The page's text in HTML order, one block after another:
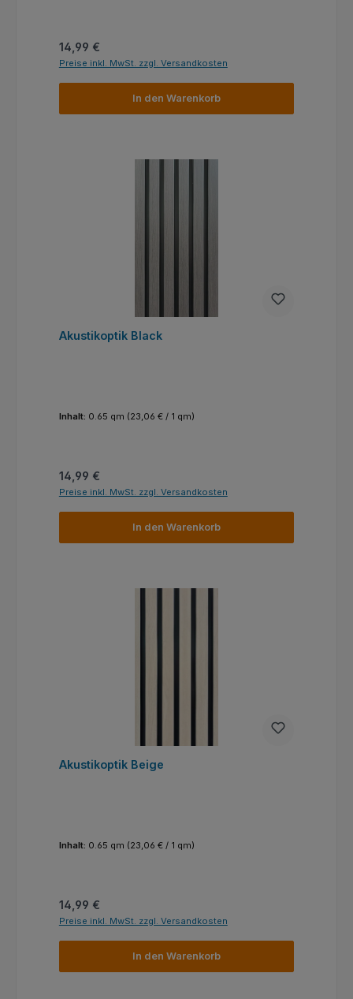
Regulärer Preis:
14,99 €
Preise inkl. MwSt. zzgl. Versandkosten
In den Warenkorb
Akustikoptik Black
Inhalt: 0.65 qm (23,06 € / 1 qm)
Regulärer Preis:
14,99 €
Preise inkl. MwSt. zzgl. Versandkosten
In den Warenkorb
Akustikoptik Beige
Inhalt: 0.65 qm (23,06 € / 1 qm)
Regulärer Preis:
14,99 €
Preise inkl. MwSt. zzgl. Versandkosten
In den Warenkorb